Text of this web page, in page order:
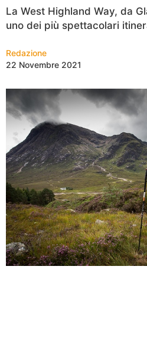
La West Highland Way, da
uno dei più spettacolari
Redazione
22 Novembre 2021